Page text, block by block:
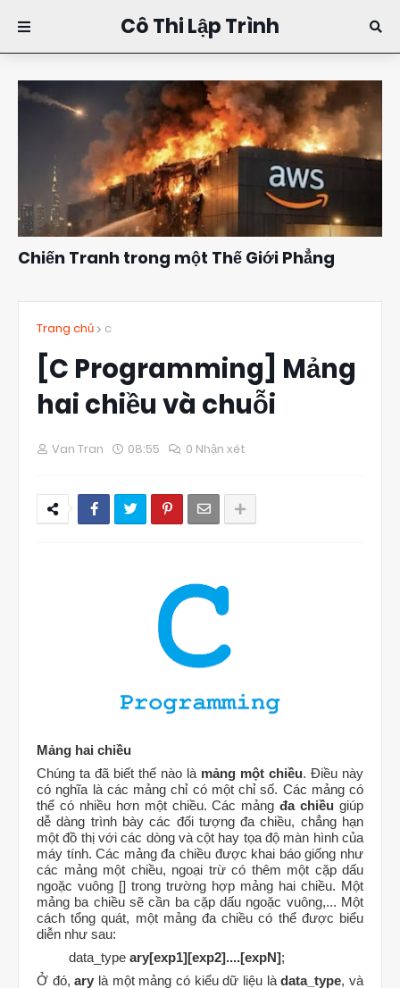
Cô Thi Lập Trình
Chiến Tranh trong một Thế Giới Phẳng
Trang chủ c
[C Programming] Mảng
hai chiều và chuỗi
Van Tran 08:55 0 Nhận xét
Mảng hai chiều
Chúng ta đã biết thế nào là mảng một chiều. Điều này
có nghĩa là các mảng chỉ có một chỉ số. Các mảng có
thể có nhiều hơn một chiều. Các mảngđa chiều giúp
dễ dàng trình bày các đối tượng đa chiều, chẳng hạn
một đồ thị với các dòng và cột hay tọa độ màn hình của
máy tính. Các mảng đa chiều được khai báo giống như
các mảng một chiều, ngoại trừ có thêm một cặp dấu
ngoặc vuông [] trong trường hợp mảng hai chiều. Một
mảng ba chiều sẽ cần ba cặp dấu ngoặc vuông,... Một
cách tổng quát, một mảng đa chiều có thể được biểu
diễn như sau:
data_type ary[exp1][exp2]....[expN];
Ở đó,ary là một mảng có kiểu dữ liệu làdata_type, và